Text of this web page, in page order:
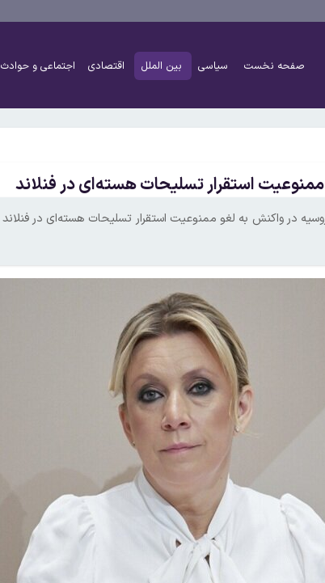
صفحه نخست سیاسی بین الملل اقتصادی اجتماعی و حوادث
استقرار تسلیحات هسته‌ای در فنلاند
در واکنش به لغو ممنوعیت استقرار تسلیحات هسته‌ای در